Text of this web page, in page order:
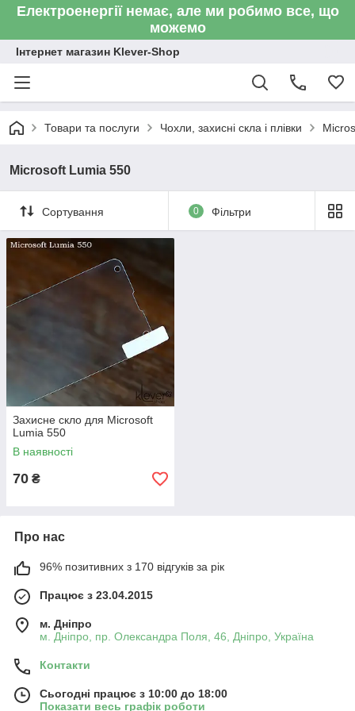
Електроенергії немає, але ми робимо все, що
можемо
Інтернет магазин Klever-Shop
Товари та послуги Чохли, захисні скла і плівки
Microsoft Lumia 550
Сортування 0 Фільтри
Захисне скло для Microsoft
Lumia 550
В наявності
70 ₴
Про нас
96% позитивних з 170 відгуків за рік
Працює з 23.04.2015
м. Дніпро
м. Дніпро, пр. Олександра Поля, 46, Дніпро, Україна
Контакти
Сьогодні працює з 10:00 до 18:00
Показати весь графік роботи